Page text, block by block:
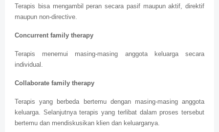
Terapis bisa mengambil peran secara pasif maupun aktif, direktif
maupun non-directive.
Concurrent family therapy
Terapis menemui masing-masing anggota keluarga secara
individual.
Collaborate family therapy
Terapis yang berbeda bertemu dengan masing-masing anggota
keluarga. Selanjutnya terapis yang terlibat dalam proses tersebut
bertemu dan mendiskusikan klien dan keluarganya.